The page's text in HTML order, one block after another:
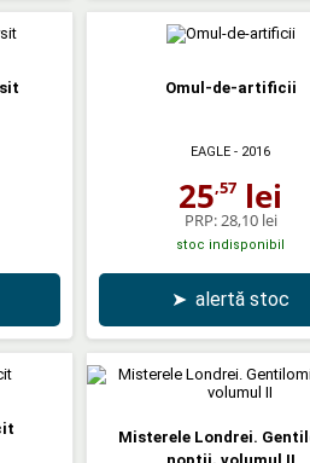
Omul-de-artificii
EAGLE - 2016
25,57 lei
PRP: 28,10 lei
stoc indisponibil
➤ alertă stoc
Misterele Londrei.